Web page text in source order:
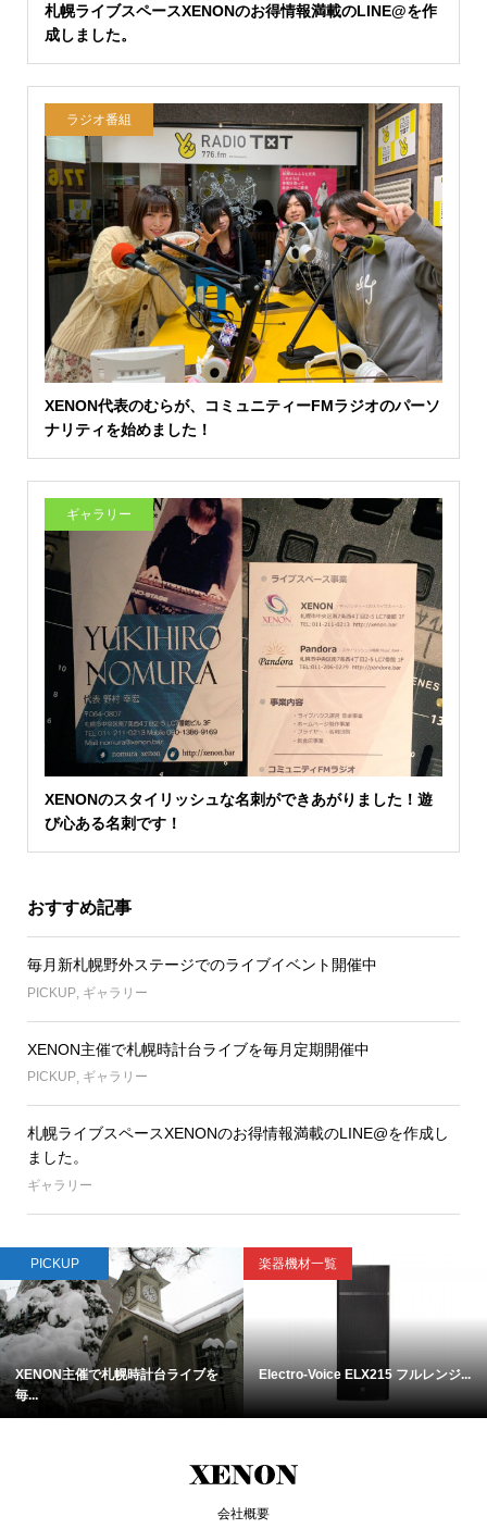
札幌ライブスペースXENONのお得情報満載のLINE@を作
成しました。
ラジオ番組
XENON代表のむらが、コミュニティーFMラジオのパーソ
ナリティを始めました！
ギャラリー
XENONのスタイリッシュな名刺ができあがりました！遊
び心ある名刺です！
おすすめ記事
毎月新札幌野外ステージでのライブイベント開催中
PICKUP, ギャラリー
XENON主催で札幌時計台ライブを毎月定期開催中
PICKUP, ギャラリー
札幌ライブスペースXENONのお得情報満載のLINE@を作成し
ました。
ギャラリー
PICKUP
XENON主催で札幌時計台ライブを
毎...
楽器機材一覧
Electro-Voice ELX215 フルレンジ...
会社概要